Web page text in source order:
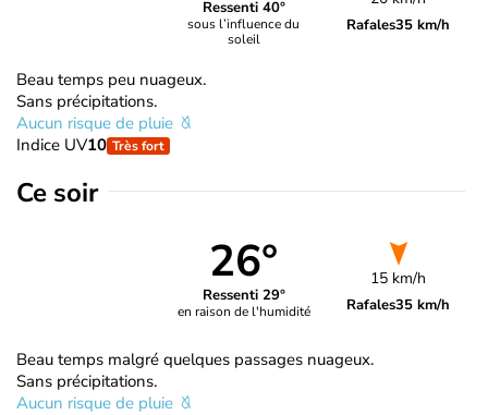
Ressenti 40°
sous l’influence du
soleil
Rafales35 km/h
Beau temps peu nuageux.
Sans précipitations.
Aucun risque de pluie
Indice UV10 Très fort
Ce soir
26°
Ressenti 29°
en raison de l'humidité
15 km/h
Rafales35 km/h
Beau temps malgré quelques passages nuageux.
Sans précipitations.
Aucun risque de pluie